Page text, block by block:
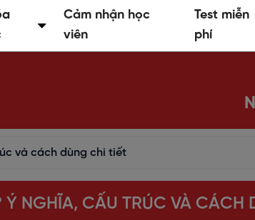
Cảm nhận học
viên
Test miễn
phí
và cách dùng chi tiết
Ý NGHĨA, CẤU TRÚC VÀ CÁCH